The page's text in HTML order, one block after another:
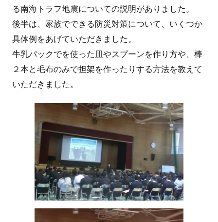
る南海トラフ地震についての説明がありました。
後半は、家族でできる防災対策について、いくつか
具体例をあげていただきました。
牛乳パックでを使った皿やスプーンを作り方や、棒
２本と毛布のみで担架を作ったりする方法を教えて
いただきました。